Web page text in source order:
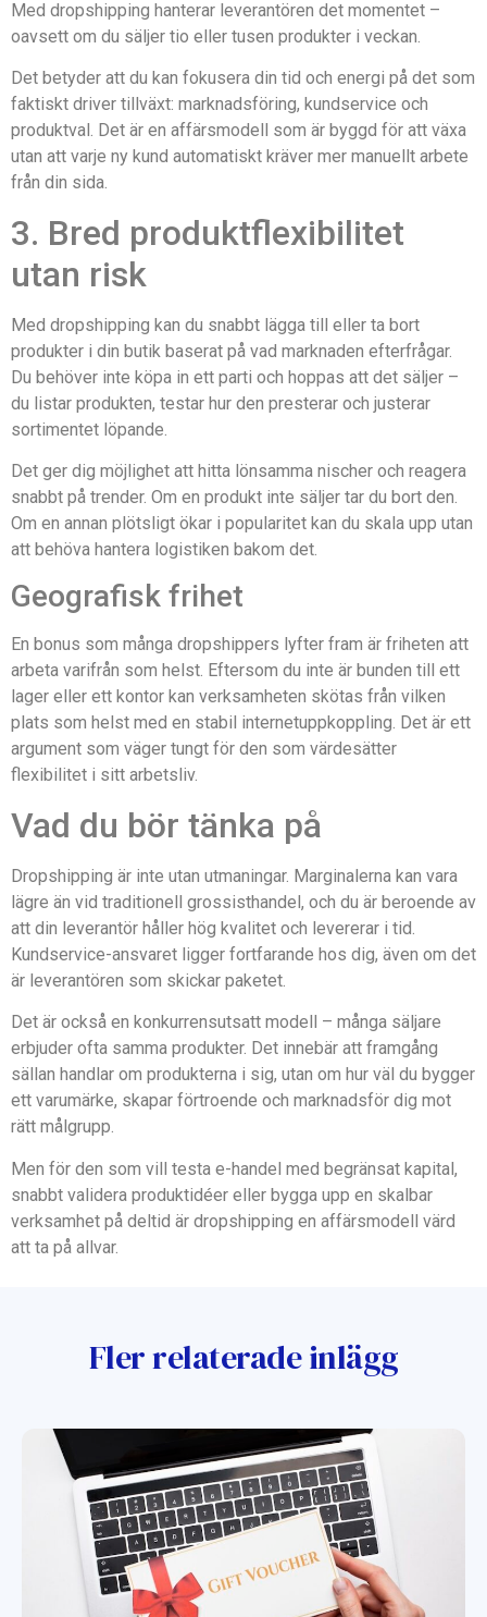
Med dropshipping hanterar leverantören det momentet –
oavsett om du säljer tio eller tusen produkter i veckan.
Det betyder att du kan fokusera din tid och energi på det som
faktiskt driver tillväxt: marknadsföring, kundservice och
produktval. Det är en affärsmodell som är byggd för att växa
utan att varje ny kund automatiskt kräver mer manuellt arbete
från din sida.
3. Bred produktflexibilitet
utan risk
Med dropshipping kan du snabbt lägga till eller ta bort
produkter i din butik baserat på vad marknaden efterfrågar.
Du behöver inte köpa in ett parti och hoppas att det säljer –
du listar produkten, testar hur den presterar och justerar
sortimentet löpande.
Det ger dig möjlighet att hitta lönsamma nischer och reagera
snabbt på trender. Om en produkt inte säljer tar du bort den.
Om en annan plötsligt ökar i popularitet kan du skala upp utan
att behöva hantera logistiken bakom det.
Geografisk frihet
En bonus som många dropshippers lyfter fram är friheten att
arbeta varifrån som helst. Eftersom du inte är bunden till ett
lager eller ett kontor kan verksamheten skötas från vilken
plats som helst med en stabil internetuppkoppling. Det är ett
argument som väger tungt för den som värdesätter
flexibilitet i sitt arbetsliv.
Vad du bör tänka på
Dropshipping är inte utan utmaningar. Marginalerna kan vara
lägre än vid traditionell grossisthandel, och du är beroende av
att din leverantör håller hög kvalitet och levererar i tid.
Kundservice-ansvaret ligger fortfarande hos dig, även om det
är leverantören som skickar paketet.
Det är också en konkurrensutsatt modell – många säljare
erbjuder ofta samma produkter. Det innebär att framgång
sällan handlar om produkterna i sig, utan om hur väl du bygger
ett varumärke, skapar förtroende och marknadsför dig mot
rätt målgrupp.
Men för den som vill testa e-handel med begränsat kapital,
snabbt validera produktidéer eller bygga upp en skalbar
verksamhet på deltid är dropshipping en affärsmodell värd
att ta på allvar.
Fler relaterade inlägg